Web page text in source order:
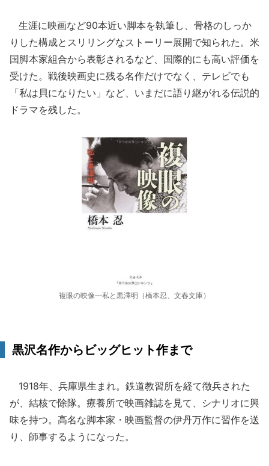
生涯に映画など90本近い脚本を執筆し、骨格のしっか
りした構成とスリリングなストーリー展開で知られた。米
国脚本家組合から表彰されるなど、国際的にも高い評価を
受けた。戦後映画史に残る名作だけでなく、テレビでも
「私は貝になりたい」など、いまだに語り継がれる伝説的
ドラマを残した。
複眼の映像―私と黒澤明（橋本忍、文春文庫）
黒沢名作からビッグヒット作まで
1918年、兵庫県生まれ。鉄道教習所を経て徴兵された
が、結核で除隊。療養所で映画雑誌を見て、シナリオに興
味を持つ。高名な脚本家・映画監督の伊丹万作に習作を送
り、師事するようになった。